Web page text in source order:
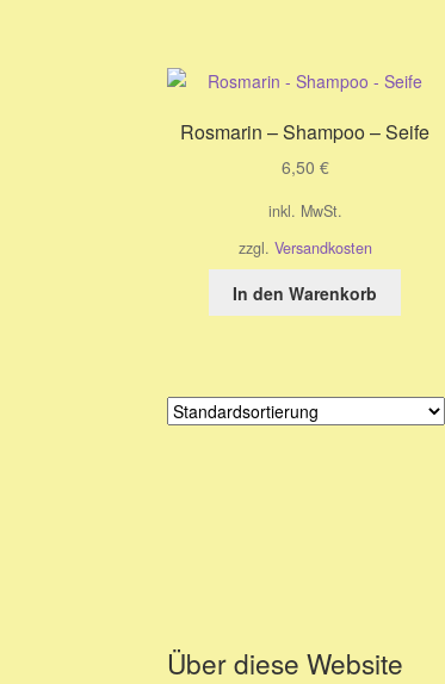
Rosmarin – Shampoo – Seife
6,50 €
inkl. MwSt.
zzgl. Versandkosten
In den Warenkorb
Über diese Website